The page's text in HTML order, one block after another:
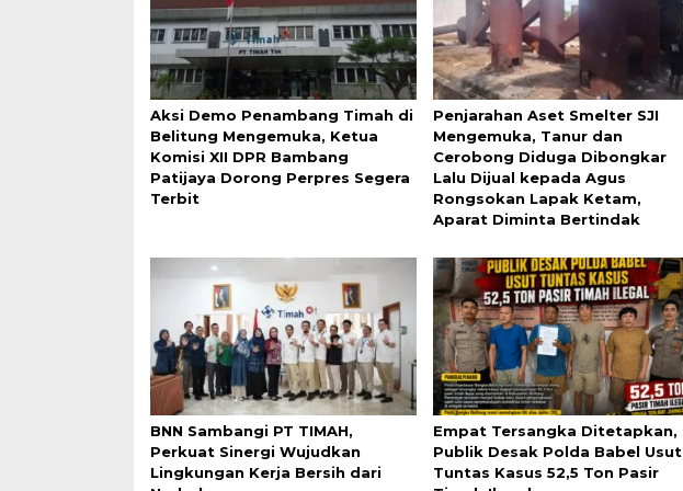
Aksi Demo Penambang Timah di
Belitung Mengemuka, Ketua
Komisi XII DPR Bambang
Patijaya Dorong Perpres Segera
Terbit
Penjarahan Aset Smelter SJI
Mengemuka, Tanur dan
Cerobong Diduga Dibongkar
Lalu Dijual kepada Agus
Rongsokan Lapak Ketam,
Aparat Diminta Bertindak
BNN Sambangi PT TIMAH,
Perkuat Sinergi Wujudkan
Lingkungan Kerja Bersih dari
Empat Tersangka Ditetapkan,
Publik Desak Polda Babel Usut
Tuntas Kasus 52,5 Ton Pasir